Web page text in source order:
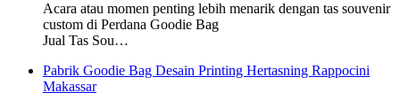
Acara atau momen penting lebih menarik dengan tas souvenir
custom di Perdana Goodie Bag
Jual Tas Sou…
Pabrik Goodie Bag Desain Printing Hertasning Rappocini
Makassar